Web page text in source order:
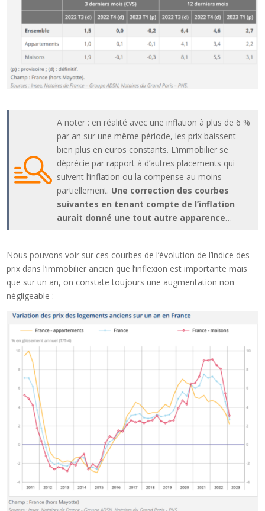
A noter : en réalité avec une inflation à plus de 6 %
par an sur une même période, les prix baissent
bien plus en euros constants. L’immobilier se
déprécie par rapport à d’autres placements qui
suivent l’inflation ou la compense au moins
partiellement. Une correction des courbes
suivantes en tenant compte de l’inflation
aurait donné une tout autre apparence…
Nous pouvons voir sur ces courbes de l’évolution de l’indice des
prix dans l’immobilier ancien que l’inflexion est importante mais
que sur un an, on constate toujours une augmentation non
négligeable :